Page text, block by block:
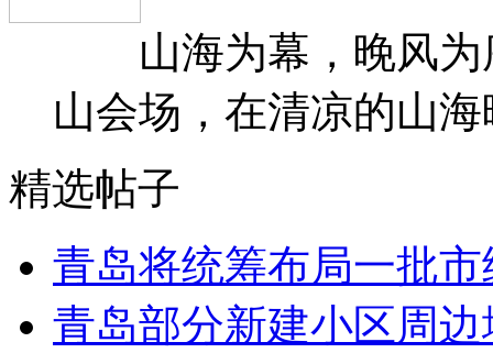
山海为幕，晚风为
山会场，在清凉的山
精选帖子
青岛将统筹布局一批市
青岛部分新建小区周